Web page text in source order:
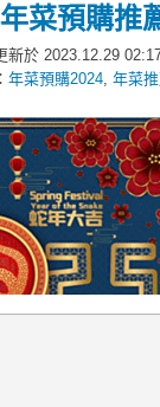
菜預購推
新於 2023.12.29
年菜預購2024 年菜